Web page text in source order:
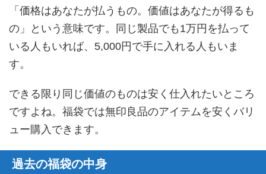
「価格はあなたが払うもの。価値はあなたが得るも
の」という意味です。同じ製品でも1万円を払って
いる人もいれば、5,000円で手に入れる人もいま
す。
できる限り同じ価値のものは安く仕入れたいところ
ですよね。福袋では無印良品のアイテムを安くバリ
ュー購入できます。
過去の福袋の中身